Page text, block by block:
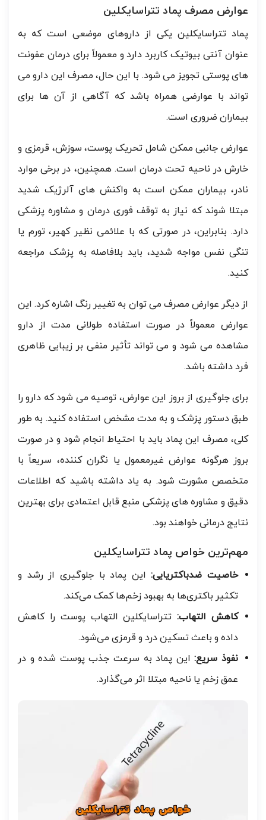
عوارض مصرف پماد تتراسایکلین
پماد تتراسایکلین یکی از داروهای موضعی است که به
عنوان آنتی بیوتیک کاربرد دارد و معمولاً برای درمان عفونت
های پوستی تجویز می شود. با این حال، مصرف این دارو می
تواند با عوارضی همراه باشد که آگاهی از آن ها برای
بیماران ضروری است.
عوارض جانبی ممکن شامل تحریک پوست، سوزش، قرمزی و
خارش در ناحیه تحت درمان است. همچنین، در برخی موارد
نادر، بیماران ممکن است به واکنش های آلرژیک شدید
مبتلا شوند که نیاز به توقف فوری درمان و مشاوره پزشکی
دارد. بنابراین، در صورتی که با علائمی نظیر کهیر، تورم یا
تنگی نفس مواجه شدید، باید بلافاصله به پزشک مراجعه
کنید.
از دیگر عوارض مصرف می توان به تغییر رنگ اشاره کرد. این
عوارض معمولاً در صورت استفاده طولانی مدت از دارو
مشاهده می شود و می تواند تأثیر منفی بر زیبایی ظاهری
فرد داشته باشد.
برای جلوگیری از بروز این عوارض، توصیه می شود که دارو را
طبق دستور پزشک و به مدت مشخص استفاده کنید. به طور
کلی، مصرف این پماد باید با احتیاط انجام شود و در صورت
بروز هرگونه عوارض غیرمعمول یا نگران کننده، سریعاً با
متخصص مشورت شود. به یاد داشته باشید که اطلاعات
دقیق و مشاوره های پزشکی منبع قابل اعتمادی برای بهترین
نتایج درمانی خواهند بود.
مهم‌ترین خواص پماد تتراسایکلین
خاصیت ضدباکتریایی:این پماد با جلوگیری از رشد و
تکثیر باکتری‌ها به بهبود زخم‌ها کمک می‌کند.
کاهش التهاب:تتراسایکلین التهاب پوست را کاهش
داده و باعث تسکین درد و قرمزی می‌شود.
نفوذ سریع:این پماد به سرعت جذب پوست شده و در
عمق زخم یا ناحیه مبتلا اثر می‌گذارد.